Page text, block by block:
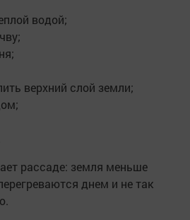
водой;
верхний слой земли;
рассаде: земля меньше
днем и не так